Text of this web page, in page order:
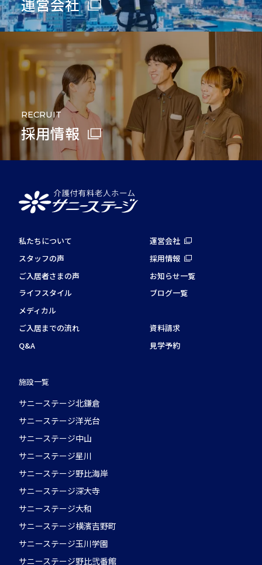
RECRUIT
採用情報
私たちについて
スタッフの声
ご入居者さまの声
ライフスタイル
メディカル
ご入居までの流れ
Q&A
施設一覧
サニーステージ北鎌倉
サニーステージ洋光台
サニーステージ中山
サニーステージ星川
サニーステージ野比海岸
サニーステージ深大寺
サニーステージ大和
サニーステージ横濱吉野町
サニーステージ玉川学園
サニーステージ野比弐番館
運営会社
採用情報
お知らせ一覧
ブログ一覧
資料請求
見学予約